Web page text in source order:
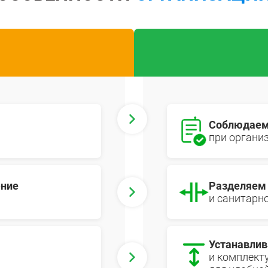
Подпятники
1600 мм
1000 мм
Показать еще
Оцинкованные
Металл + дерево
кг)
Для 19л
при
и
и